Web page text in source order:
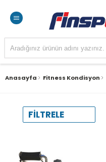
Anasayfa Fitness Kondisyon
FILTRELE